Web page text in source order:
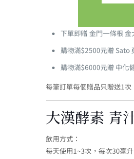
下單即贈 金門一條根 金
購物滿$2500元贈 Sato
購物滿$6000元贈 中化
每筆訂單每個贈品只贈送1
大漢酵素 青
飲用方式：
每天使用1~3次，每次30毫